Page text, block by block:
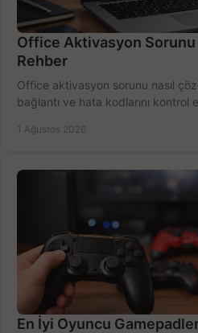
Office Aktivasyon Sorunu
Rehber
Office aktivasyon sorunu nasıl
bağlantı ve hata kodlarını kontrol
1 Ağustos 2026
En İyi Oyuncu